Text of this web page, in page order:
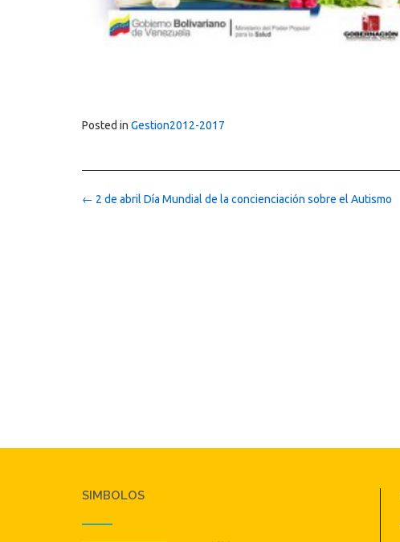
Posted in Gestion2012-2017
Post
← 2 de abril Día Mundial de la concienciación sobre el Autismo
SIMBOLOS